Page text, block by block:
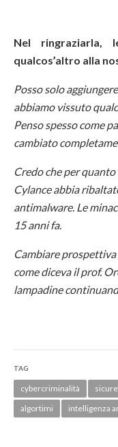
Nel ringraziarla,
qualcos’altro alla
Posso solo
abbiamo vissuto
Penso spesso come
cambiato
Credo che per
Cylance abbia
antimalware. Le
15 anni fa.
Cambiare prospettiva
come diceva il prof.
lampadine
TAG
cybercriminalità
algortimi
intelligenza